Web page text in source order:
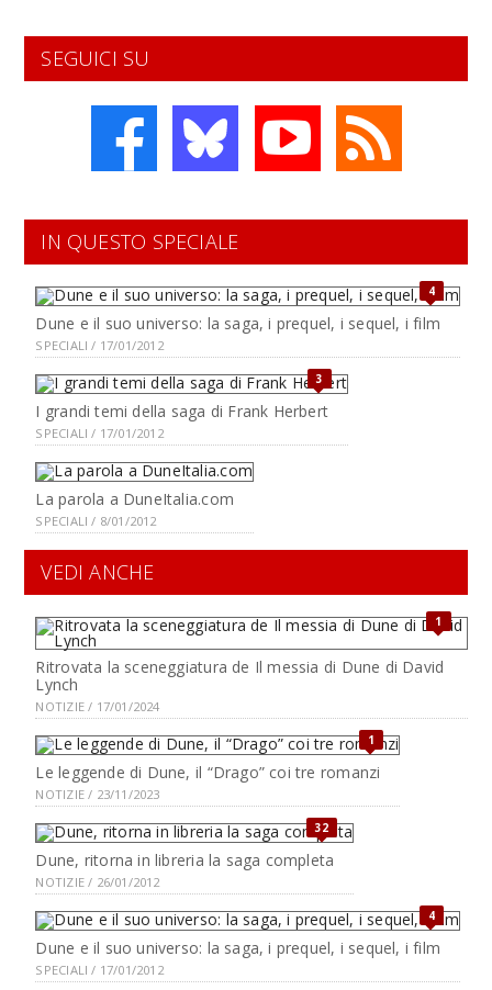
SEGUICI SU
IN QUESTO SPECIALE
4
Dune e il suo universo: la saga, i prequel, i sequel, i film
SPECIALI / 17/01/2012
3
I grandi temi della saga di Frank Herbert
SPECIALI / 17/01/2012
La parola a DuneItalia.com
SPECIALI / 8/01/2012
VEDI ANCHE
1
Ritrovata la sceneggiatura de Il messia di Dune di David
Lynch
NOTIZIE / 17/01/2024
1
Le leggende di Dune, il “Drago” coi tre romanzi
NOTIZIE / 23/11/2023
32
Dune, ritorna in libreria la saga completa
NOTIZIE / 26/01/2012
4
Dune e il suo universo: la saga, i prequel, i sequel, i film
SPECIALI / 17/01/2012